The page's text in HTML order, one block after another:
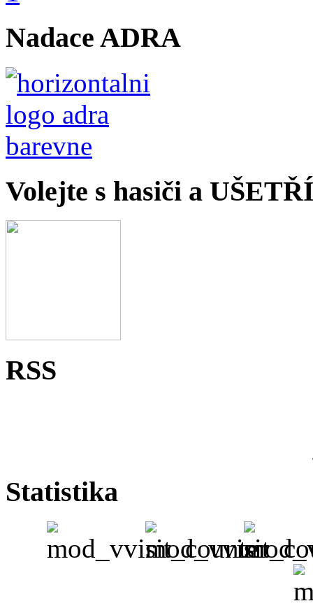
Nadace ADRA
Volejte s hasiči a
RSS
Statistika